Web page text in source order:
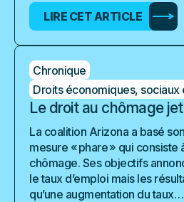
LIRE CET ARTICLE
Chronique
Droits économiques, sociaux
Le droit au chômage
La coalition Arizona a basé
mesure « phare » qui consiste
chômage. Ses objectifs
le taux d’emploi mais les
qu’une augmentation du